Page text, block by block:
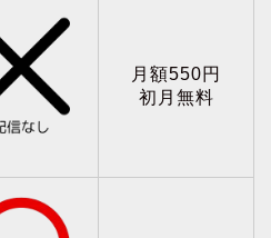
月額550円
初月無料